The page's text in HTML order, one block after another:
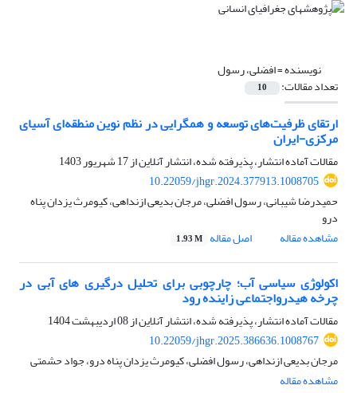
نویسنده =افضلی، رسول
تعداد مقالات: 10
ارتقای ظرفیت‌های توسعه و همگرایی در نظم نوین منطقه‌ای آسیای
مرکزی-ایران
مقالات آماده انتشار، پذیرفته شده، انتشار آنلاین از17 شهریور 1403
10.22059/jhgr.2024.377913.1008705
حمیدرضا شیبانی، رسول افضلی، مرجان بدیعی ازنداهی، کیومرث یزدان پناه
درو
مشاهده مقاله
اصل مقاله 1.93 M
اکولوژی سیاسی آب؛ چارچوبی برای تحلیل درگیری های آبی در
چرخه هیدرواجتماعی زاینده رود
مقالات آماده انتشار، پذیرفته شده، انتشار آنلاین از08 اردیبهشت 1404
10.22059/jhgr.2025.386636.1008767
مرجان بدیعی ازنداهی، رسول افضلی، کیومرث یزدان پناه درو، جواد حشمتی
مشاهده مقاله